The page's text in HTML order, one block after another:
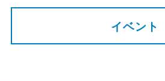
イベント